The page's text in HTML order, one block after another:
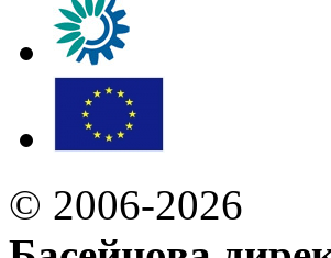
© 2006-2026